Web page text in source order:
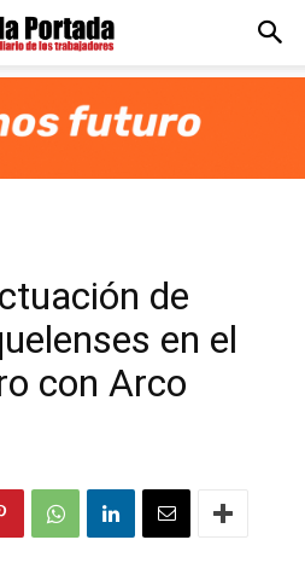
de
en el
con Arco